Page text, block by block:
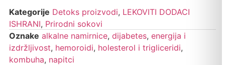
Kategorije Detoks proizvodi, LEKOVITI DODACI
ISHRANI, Prirodni sokovi
Oznake alkalne namirnice, dijabetes, energija i
izdržljivost, hemoroidi, holesterol i trigliceridi,
kombuha, napitci